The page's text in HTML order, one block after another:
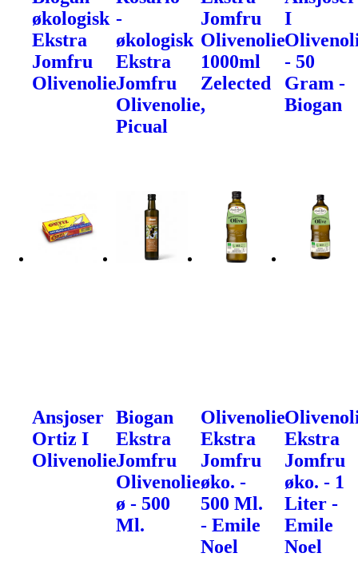
økologisk
Ekstra
Jomfru
Olivenolie
-
økologisk
Ekstra
Jomfru
Olivenolie,
Picual
Jomfru
Olivenolie
1000ml
Zelected
I
- 50
Gram -
Biogan
Ansjoser
Ortiz I
Olivenolie
Biogan
Ekstra
Jomfru
Olivenolie
ø - 500
Ml.
Olivenolie
Ekstra
Jomfru
øko. -
500 Ml.
- Emile
Noel
Ekstra
Jomfru
øko. - 1
Liter -
Emile
Noel